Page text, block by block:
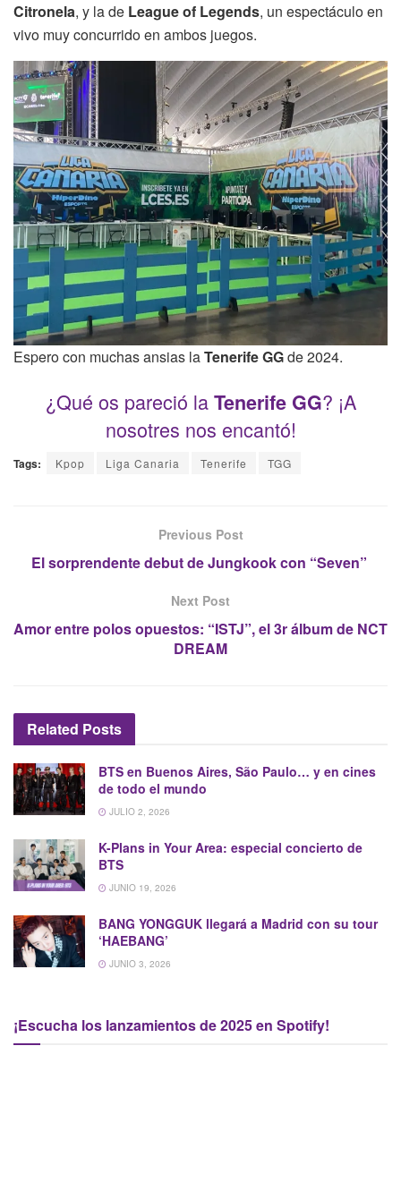
Citronela, y la de League of Legends, un espectáculo en
vivo muy concurrido en ambos juegos.
Espero con muchas ansias laTenerife GGde 2024.
¿Qué os pareció laTenerife GG? ¡A
nosotres nos encantó!
Tags: Kpop Liga Canaria Tenerife TGG
Previous Post
El sorprendente debut de Jungkook con “Seven”
Next Post
Amor entre polos opuestos: “ISTJ”, el 3r álbum de NCT
DREAM
Related Posts
BTS en Buenos Aires, São Paulo… y en cines
de todo el mundo
JULIO 2, 2026
K-Plans in Your Area: especial concierto de
BTS
JUNIO 19, 2026
BANG YONGGUK llegará a Madrid con su tour
‘HAEBANG’
JUNIO 3, 2026
¡Escucha los lanzamientos de 2025 en Spotify!